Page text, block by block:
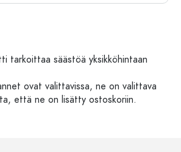
tarkoittaa säästöä yksikköhintaan
ovat valittavissa, ne on valittava
että ne on lisätty ostoskoriin.